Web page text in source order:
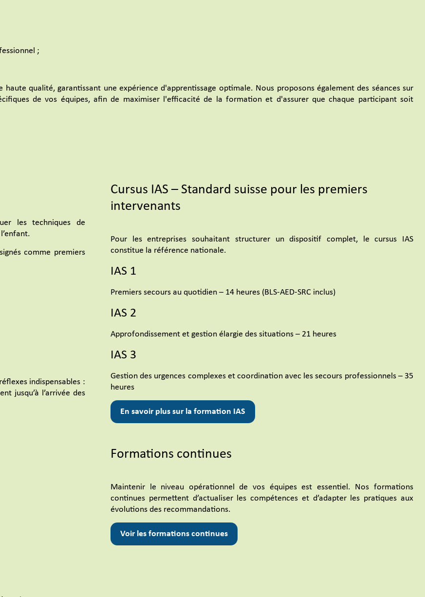
;
qualité, garantissant une expérience d'apprentissage optimale. Nous proposons également des séances sur
de vos équipes, afin de maximiser l'efficacité de la formation et d'assurer que chaque participant soit
les techniques de
comme premiers
indispensables :
jusqu’à l’arrivée des
Cursus IAS – Standard suisse pour les premiers
intervenants
Pour les entreprises souhaitant structurer un dispositif complet, le cursus IAS
constitue la référence nationale.
IAS 1
Premiers secours au quotidien – 14 heures (BLS-AED-SRC inclus)
IAS 2
Approfondissement et gestion élargie des situations – 21 heures
IAS 3
Gestion des urgences complexes et coordination avec les secours professionnels – 35
heures
En savoir plus sur la formation IAS
Formations continues
Maintenir le niveau opérationnel de vos équipes est essentiel. Nos formations
continues permettent d’actualiser les compétences et d’adapter les pratiques aux
évolutions des recommandations.
Voir les formations continues